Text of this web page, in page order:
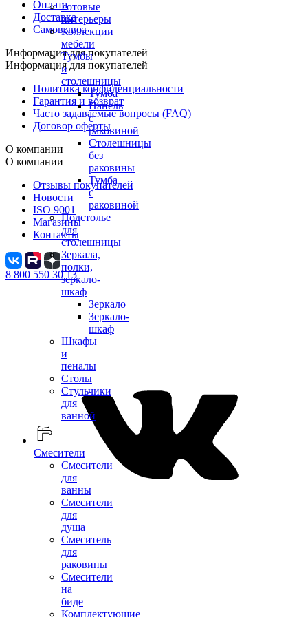
Готовые
интерьеры
Коллекции
мебели
Тумбы
и
столешницы
Тумба
Панель
с
раковиной
Столешницы
без
раковины
Тумба
с
раковиной
Подстолье
для
столешницы
Зеркала,
полки,
зеркало-
шкаф
Зеркало
Зеркало-
шкаф
Шкафы
и
пеналы
Столы
Стульчики
для
ванной
Смесители
Смесители
для
ванны
Смесители
для
душа
Смеситель
для
раковины
Смесители
на
биде
Комплектующие
Оплата
Доставка
Самовывоз
Информация для покупателей
Информация для покупателей
Политика конфиденциальности
Гарантия и возврат
Часто задаваемые вопросы (FAQ)
Договор оферты
О компании
О компании
Отзывы покупателей
Новости
ISO 9001
Магазины
Контакты
8 800 550 30 13